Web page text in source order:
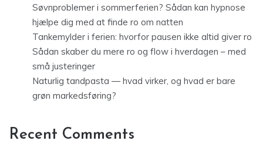
Søvnproblemer i sommerferien? Sådan kan hypnose
hjælpe dig med at finde ro om natten
Tankemylder i ferien: hvorfor pausen ikke altid giver ro
Sådan skaber du mere ro og flow i hverdagen – med
små justeringer
Naturlig tandpasta — hvad virker, og hvad er bare
grøn markedsføring?
Recent Comments